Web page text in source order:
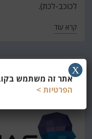
לכוכב-לכת).
קרא עוד
חפש
את
אתר זה משתמש
הפרטיות >
X